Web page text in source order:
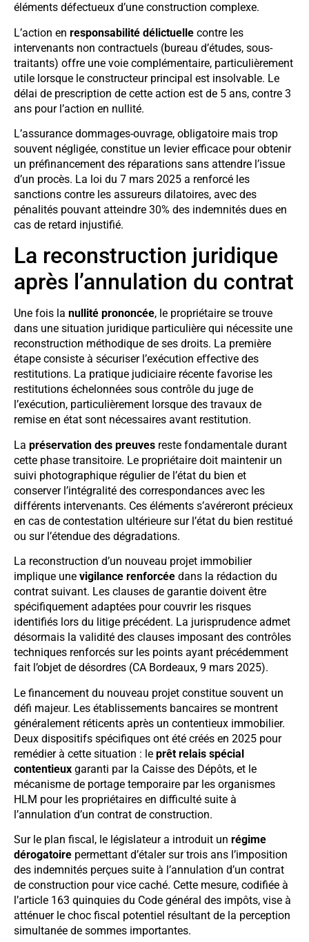
éléments défectueux d’une construction complexe.
L’action en responsabilité délictuelle contre les
intervenants non contractuels (bureau d’études, sous-
traitants) offre une voie complémentaire, particulièrement
utile lorsque le constructeur principal est insolvable. Le
délai de prescription de cette action est de 5 ans, contre 3
ans pour l’action en nullité.
L’assurance dommages-ouvrage, obligatoire mais trop
souvent négligée, constitue un levier efficace pour obtenir
un préfinancement des réparations sans attendre l’issue
d’un procès. La loi du 7 mars 2025 a renforcé les
sanctions contre les assureurs dilatoires, avec des
pénalités pouvant atteindre 30% des indemnités dues en
cas de retard injustifié.
La reconstruction juridique
après l’annulation du contrat
Une fois la nullité prononcée, le propriétaire se trouve
dans une situation juridique particulière qui nécessite une
reconstruction méthodique de ses droits. La première
étape consiste à sécuriser l’exécution effective des
restitutions. La pratique judiciaire récente favorise les
restitutions échelonnées sous contrôle du juge de
l’exécution, particulièrement lorsque des travaux de
remise en état sont nécessaires avant restitution.
La préservation des preuves reste fondamentale durant
cette phase transitoire. Le propriétaire doit maintenir un
suivi photographique régulier de l’état du bien et
conserver l’intégralité des correspondances avec les
différents intervenants. Ces éléments s’avéreront précieux
en cas de contestation ultérieure sur l’état du bien restitué
ou sur l’étendue des dégradations.
La reconstruction d’un nouveau projet immobilier
implique une vigilance renforcée dans la rédaction du
contrat suivant. Les clauses de garantie doivent être
spécifiquement adaptées pour couvrir les risques
identifiés lors du litige précédent. La jurisprudence admet
désormais la validité des clauses imposant des contrôles
techniques renforcés sur les points ayant précédemment
fait l’objet de désordres (CA Bordeaux, 9 mars 2025).
Le financement du nouveau projet constitue souvent un
défi majeur. Les établissements bancaires se montrent
généralement réticents après un contentieux immobilier.
Deux dispositifs spécifiques ont été créés en 2025 pour
remédier à cette situation : le prêt relais spécial
contentieux garanti par la Caisse des Dépôts, et le
mécanisme de portage temporaire par les organismes
HLM pour les propriétaires en difficulté suite à
l’annulation d’un contrat de construction.
Sur le plan fiscal, le législateur a introduit un régime
dérogatoire permettant d’étaler sur trois ans l’imposition
des indemnités perçues suite à l’annulation d’un contrat
de construction pour vice caché. Cette mesure, codifiée à
l’article 163 quinquies du Code général des impôts, vise à
atténuer le choc fiscal potentiel résultant de la perception
simultanée de sommes importantes.